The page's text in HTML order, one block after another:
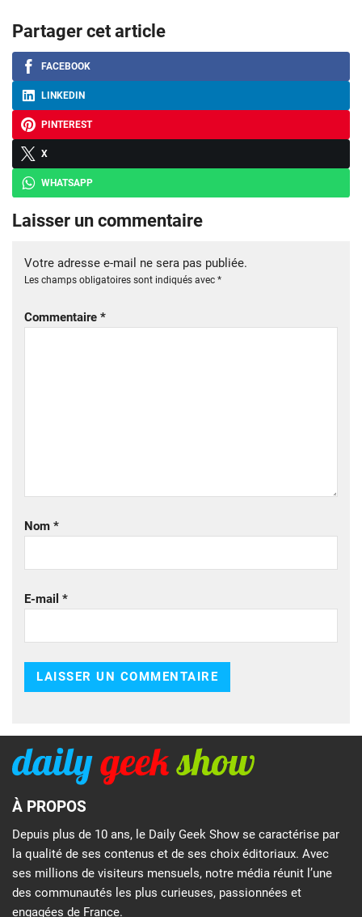
Partager cet article
FACEBOOK
LINKEDIN
PINTEREST
X
WHATSAPP
Laisser un commentaire
Votre adresse e-mail ne sera pas publiée.
Les champs obligatoires sont indiqués avec *
Commentaire *
Nom *
E-mail *
À PROPOS
Depuis plus de 10 ans, le Daily Geek Show se caractérise par
la qualité de ses contenus et de ses choix éditoriaux. Avec
ses millions de visiteurs mensuels, notre média réunit l’une
des communautés les plus curieuses, passionnées et
engagées de France.